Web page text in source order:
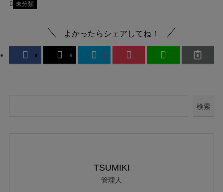
未分類
よかったらシェアしてね！
検索
TSUMIKI
管理人